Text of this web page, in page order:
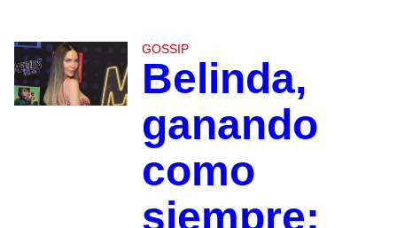
GOSSIP
Belinda,
ganando
como
siempre: